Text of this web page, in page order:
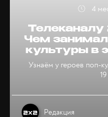
Телеканалу
Чем
культуры в
Узнаём у героев поп-
Редакция
4